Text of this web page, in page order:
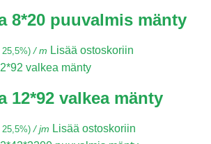
8*20 puuvalmis mänty
/ m Lisää ostoskoriin
12*92 valkea mänty
/ jm Lisää ostoskoriin